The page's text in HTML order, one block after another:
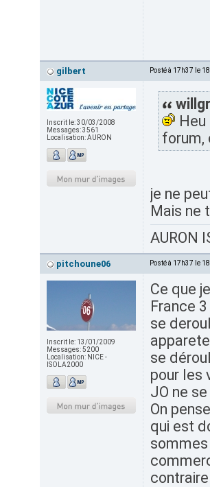
gilbert Posté à 17h37 le
Inscrit le:30/03/2008
Messages:3561
Localisation:AURON
forum,
je ne
Mais ne
AURON
pitchoune06 Posté à 17h37 le
Inscrit le: 13/01/2009
Messages:5200
Localisation: NICE -
ISOLA2000
Ce que
France
se
se
pour les
JO ne
On
qui est